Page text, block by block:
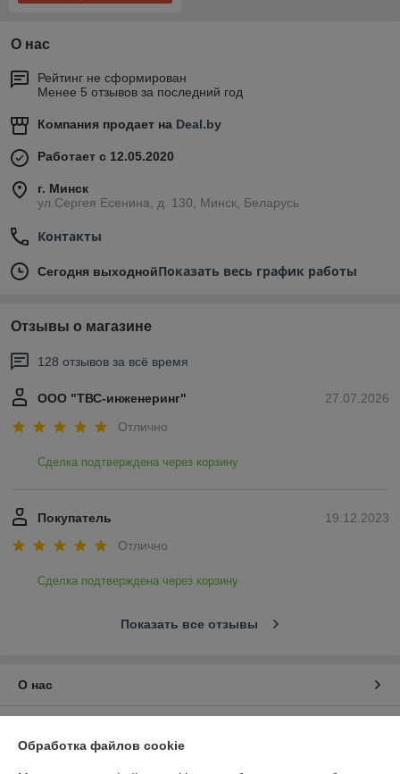
О нас
Рейтинг не сформирован
Менее 5 отзывов за последний год
Компания продает на Deal.by
Работает с 12.05.2020
г. Минск
ул.Сергея Есенина, д. 130, Минск, Беларусь
Контакты
Сегодня выходнойПоказать весь график работы
Отзывы о магазине
128 отзывов за всё время
27.07.2026
ООО "ТВС-инженеринг"
Отлично
Сделка подтверждена через корзину
19.12.2023
Покупатель
Отлично
Сделка подтверждена через корзину
Показать все отзывы
О нас
Обработка файлов cookie